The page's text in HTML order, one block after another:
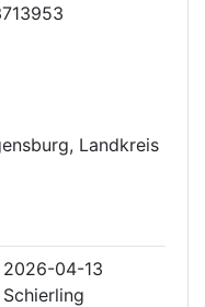
Landkreis
2026-04-13
Schierling